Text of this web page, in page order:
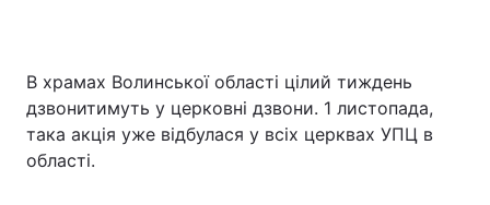
В храмах Волинської області цілий тиждень
дзвонитимуть у церковні дзвони. 1 листопада,
така акція уже відбулася у всіх церквах УПЦ в
області.